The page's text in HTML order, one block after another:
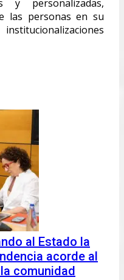
y personalizadas,
las personas en su
al Estado la
acorde al
comunidad